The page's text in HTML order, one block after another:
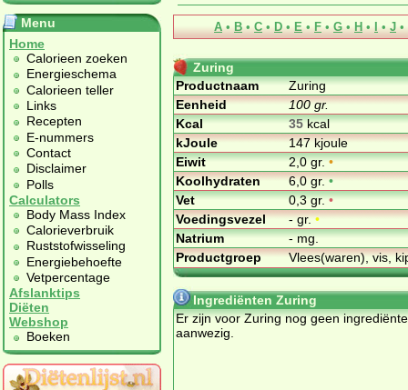
Menu
Home
Calorieen zoeken
Energieschema
Calorieen teller
Links
Recepten
E-nummers
Contact
Disclaimer
Polls
Calculators
Body Mass Index
Calorieverbruik
Ruststofwisseling
Energiebehoefte
Vetpercentage
Afslanktips
Diëten
Webshop
Boeken
A • B • C • D • E • F • G • H • I • J •
Zuring
Productnaam
Zuring
Eenheid
100 gr.
Kcal
35kcal
kJoule
147 kjoule
Eiwit
2,0 gr.•
Koolhydraten
6,0 gr.•
Vet
0,3 gr.•
Voedingsvezel
- gr.•
Natrium
- mg.
Productgroep
Vlees(waren), vis,
Ingrediënten Zuring
Er zijn voor Zuring nog geen
aanwezig.